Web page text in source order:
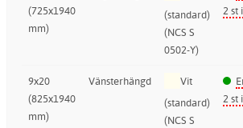
(725x1940
mm)
(standard)
(NCS S
0502-Y)
2 st
9x20
(825x1940
mm)
Vänsterhängd
Vit
(standard)
(NCS S
2 st